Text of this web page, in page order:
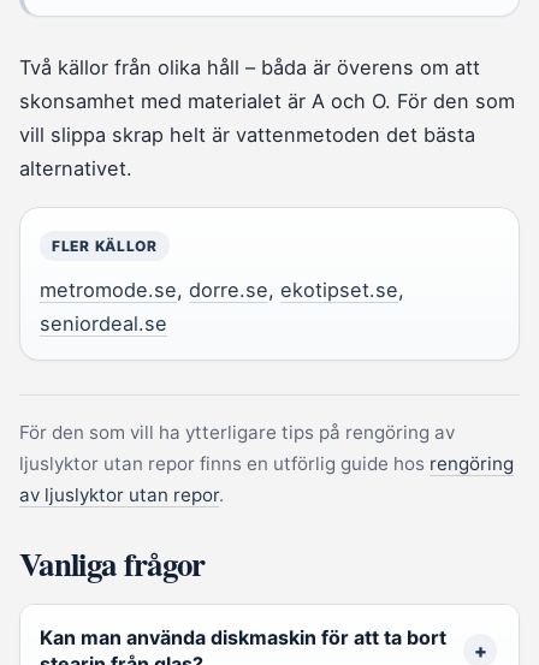
Två källor från olika håll – båda är överens om att
skonsamhet med materialet är A och O. För den som
vill slippa skrap helt är vattenmetoden det bästa
alternativet.
FLER KÄLLOR
metromode.se, dorre.se, ekotipset.se,
seniordeal.se
För den som vill ha ytterligare tips på rengöring av
ljuslyktor utan repor finns en utförlig guide hos rengöring
av ljuslyktor utan repor.
Vanliga frågor
Kan man använda diskmaskin för att ta bort